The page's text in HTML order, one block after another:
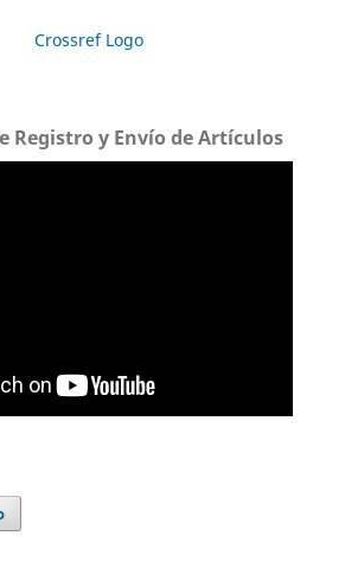
Registro y Envío de Artículos